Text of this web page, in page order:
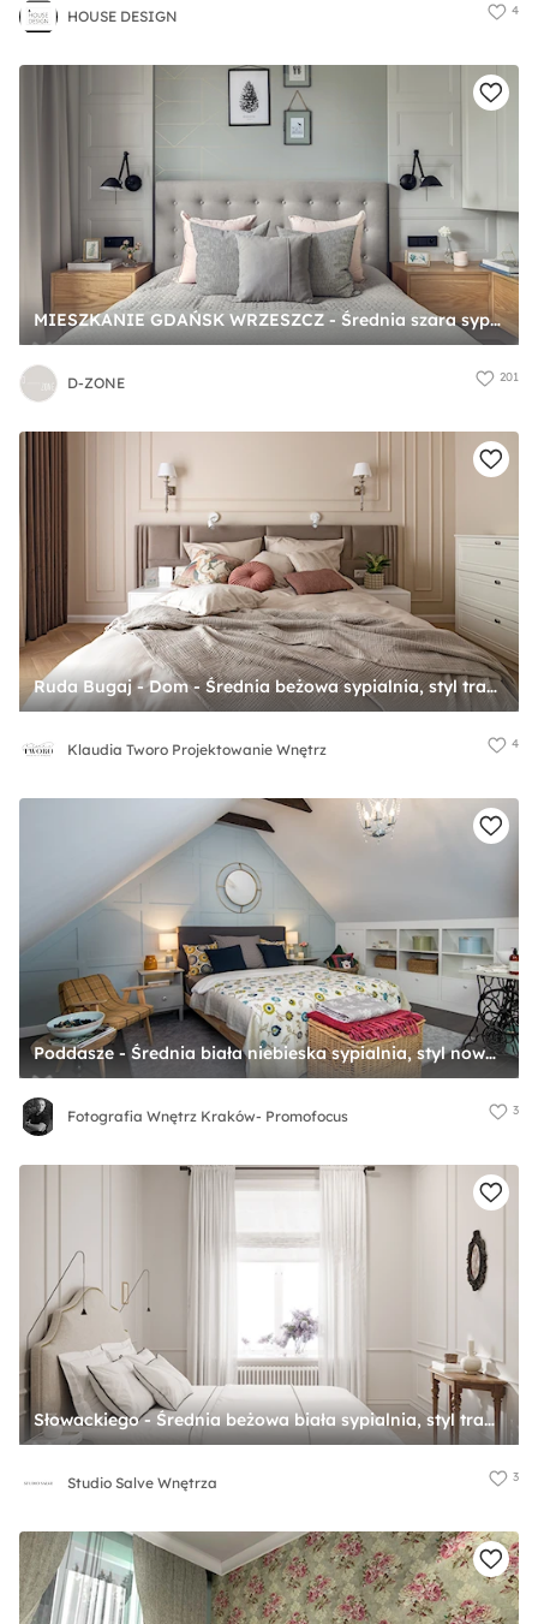
HOUSE DESIGN 4
MIESZKANIE GDAŃSK WRZESZCZ - Średnia szara sypialnia, styl skandynawski - zdjęcie od D-ZONE
D-ZONE 201
Ruda Bugaj - Dom - Średnia beżowa sypialnia, styl tradycyjny - zdjęcie od Klaudia Tworo Projektowanie Wnętrz
Klaudia Tworo Projektowanie Wnętrz 4
Poddasze - Średnia biała niebieska sypialnia, styl nowoczesny - zdjęcie od Fotografia Wnętrz Kraków- Promofocus
Fotografia Wnętrz Kraków- Promofocus 3
Słowackiego - Średnia beżowa biała sypialnia, styl tradycyjny - zdjęcie od Studio Salve Wnętrza
Studio Salve Wnętrza 3